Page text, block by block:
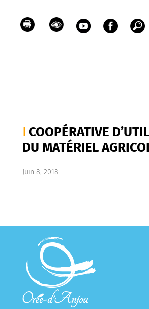
COOPÉRATIVE
DU MATÉRIEL
Juin 8, 2018